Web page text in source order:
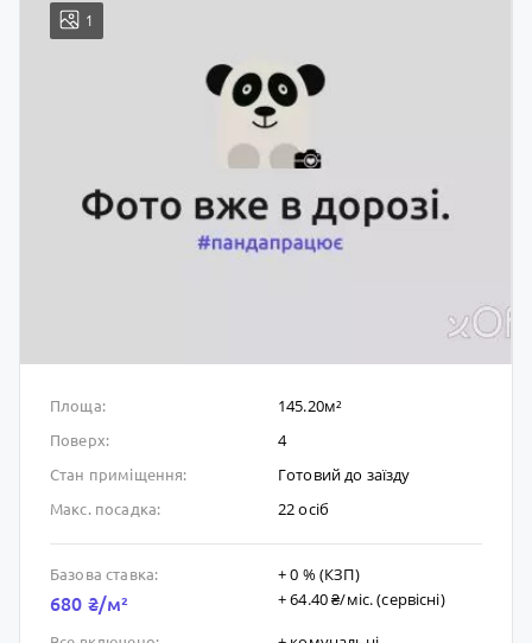
1
Площа: 145.20м²
Поверх: 4
Стан приміщення: Готовий до заïзду
Макс. посадка: 22 осіб
Базова ставка:
680 ₴/м²
+ 0 % (КЗП)
+ 64.40 ₴/мic. (сервісні)